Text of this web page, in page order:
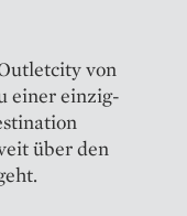
von
einer einzig­
über den